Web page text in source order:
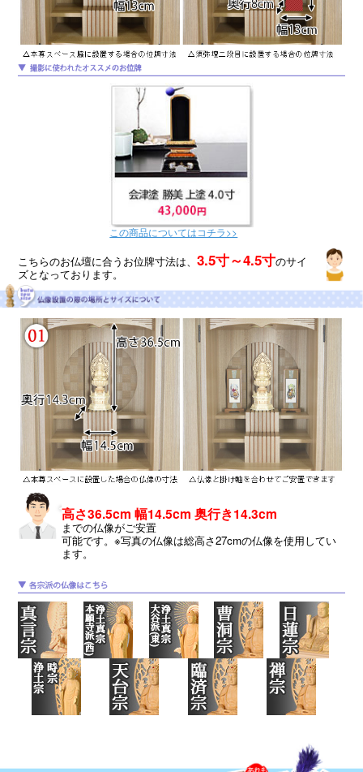
この商品についてはコチラ>>
こちらのお仏壇に合うお位牌寸法は、3.5寸～4.5寸のサイ
ズとなっております。
高さ36.5cm 幅14.5cm 奥行き14.3cm
までの仏像がご安置
可能です。※写真の仏像は総高さ27cmの仏像を使用してい
ます。